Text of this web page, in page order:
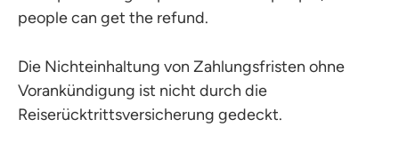
people can get the refund.
Die Nichteinhaltung von Zahlungsfristen ohne
Vorankündigung ist nicht durch die
Reiserücktrittsversicherung gedeckt.